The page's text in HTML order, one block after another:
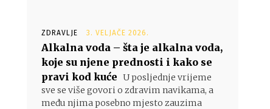
ZDRAVLJE 3. VELJAČE 2026.
Alkalna voda – šta je alkalna voda,
koje su njene prednosti i kako se
pravi kod kuće U posljednje vrijeme
sve se više govori o zdravim navikama, a
među njima posebno mjesto zauzima